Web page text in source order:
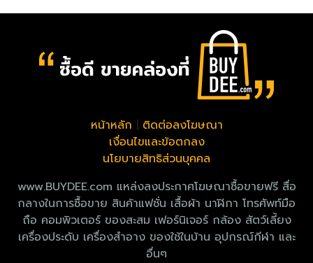
หน้าหลัก
ติดต่อลงโฆษณา
เงื่อนไขและข้อตกลง
นโยบายสิทธิส่วนบุคคล
www.BUYDEE.com แหล่งลงประกาศโฆษณาซื้อขายฟรี สื่อ
กลางในการซื้อขาย สินค้าแฟชั่น เสื้อผ้า นาฬิกา โทรศัพท์มือ
ถือ คอมพิวเตอร์ ของสะสม เฟอร์นิเจอร์ กล้อง สัตว์เลี้ยง
เครื่องประดับ เครื่องสำอาง ของใช้ในบ้าน อุปกรณ์กีฬา และ
อื่นๆ